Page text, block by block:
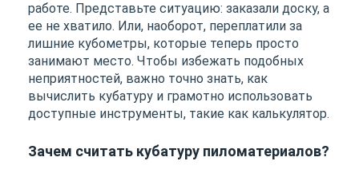
работе. Представьте ситуацию: заказали доску, а
ее не хватило. Или, наоборот, переплатили за
лишние кубометры, которые теперь просто
занимают место. Чтобы избежать подобных
неприятностей, важно точно знать, как
вычислить кубатуру и грамотно использовать
доступные инструменты, такие как калькулятор.
Зачем считать кубатуру пиломатериалов?